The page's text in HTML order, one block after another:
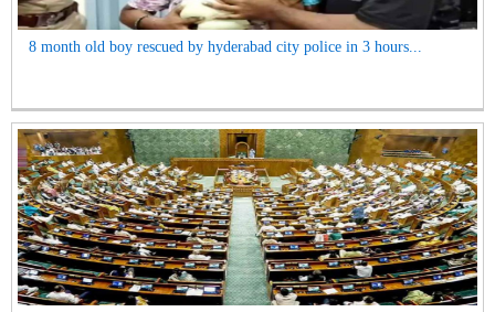
8 month old boy rescued by hyderabad city police in 3 hours...